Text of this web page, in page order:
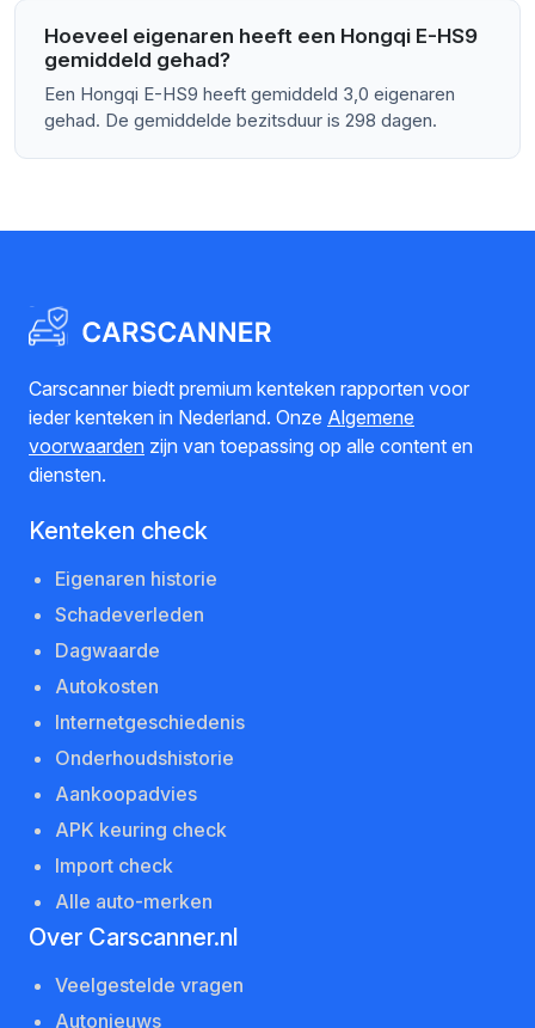
Hoeveel eigenaren heeft een Hongqi E-HS9
gemiddeld gehad?
Een Hongqi E-HS9 heeft gemiddeld 3,0 eigenaren
gehad. De gemiddelde bezitsduur is 298 dagen.
Carscanner biedt premium kenteken rapporten voor
ieder kenteken in Nederland. Onze Algemene
voorwaarden zijn van toepassing op alle content en
diensten.
Kenteken check
Eigenaren historie
Schadeverleden
Dagwaarde
Autokosten
Internetgeschiedenis
Onderhoudshistorie
Aankoopadvies
APK keuring check
Import check
Alle auto-merken
Over Carscanner.nl
Veelgestelde vragen
Autonieuws